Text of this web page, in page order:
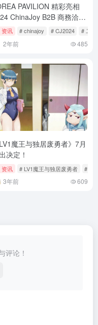
# 主題餐廳
PAVILION 精彩亮相
ChinaJoy B2B 商務洽談
歡迎光臨 W5-A601 展位
资讯 # chinajoy # CJ2024 # 二
2年前 485
LV1魔王与独居废勇者》7月
决定！
资讯 # LV1魔王与独居废勇者 # 二
3年前 609
评论！